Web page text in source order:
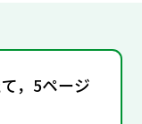
，5ページ